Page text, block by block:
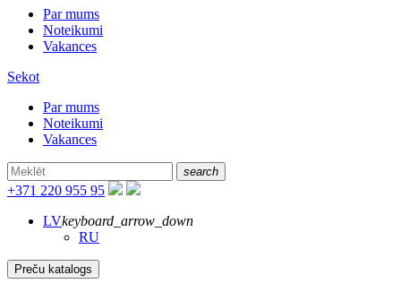
Par mums
Noteikumi
Vakances
Sekot
Par mums
Noteikumi
Vakances
search
+371 220 955 95
LVkeyboard_arrow_down
RU
Preču katalogs